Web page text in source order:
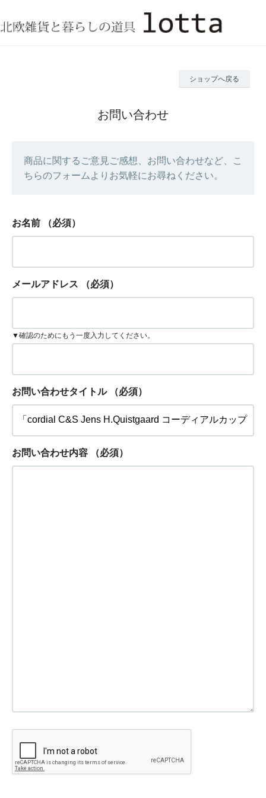
ショップへ戻る
お問い合わせ
商品に関するご意見ご感想、お問い合わせなど、こ
ちらのフォームよりお気軽にお尋ねください。
お名前 （必須）
メールアドレス （必須）
▼確認のためにもう一度入力してください。
お問い合わせタイトル （必須）
お問い合わせ内容 （必須）